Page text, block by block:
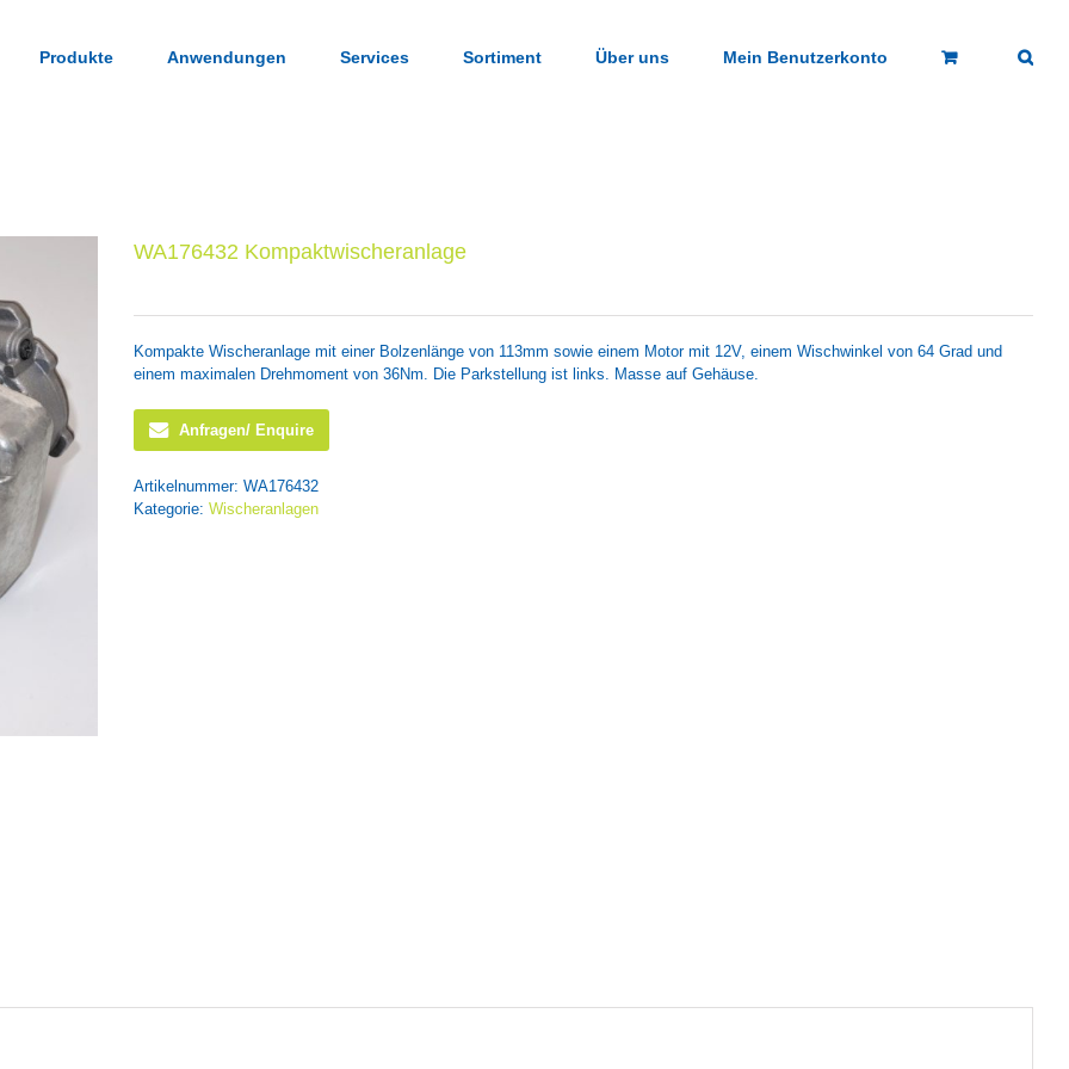
Produkte Anwendungen Services Sortiment Über uns Mein Benutzerkonto
WA176432 Kompaktwischeranlage
Kompakte Wischeranlage mit einer Bolzenlänge von 113mm sowie einem Motor mit 12V, einem Wischwinkel von 64 Grad und
einem maximalen Drehmoment von 36Nm. Die Parkstellung ist links. Masse auf Gehäuse.
Anfragen/ Enquire
Artikelnummer: WA176432
Kategorie: Wischeranlagen